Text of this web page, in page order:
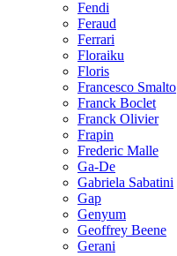
Fendi
Feraud
Ferrari
Floraiku
Floris
Francesco Smalto
Franck Boclet
Franck Olivier
Frapin
Frederic Malle
Ga-De
Gabriela Sabatini
Gap
Genyum
Geoffrey Beene
Gerani